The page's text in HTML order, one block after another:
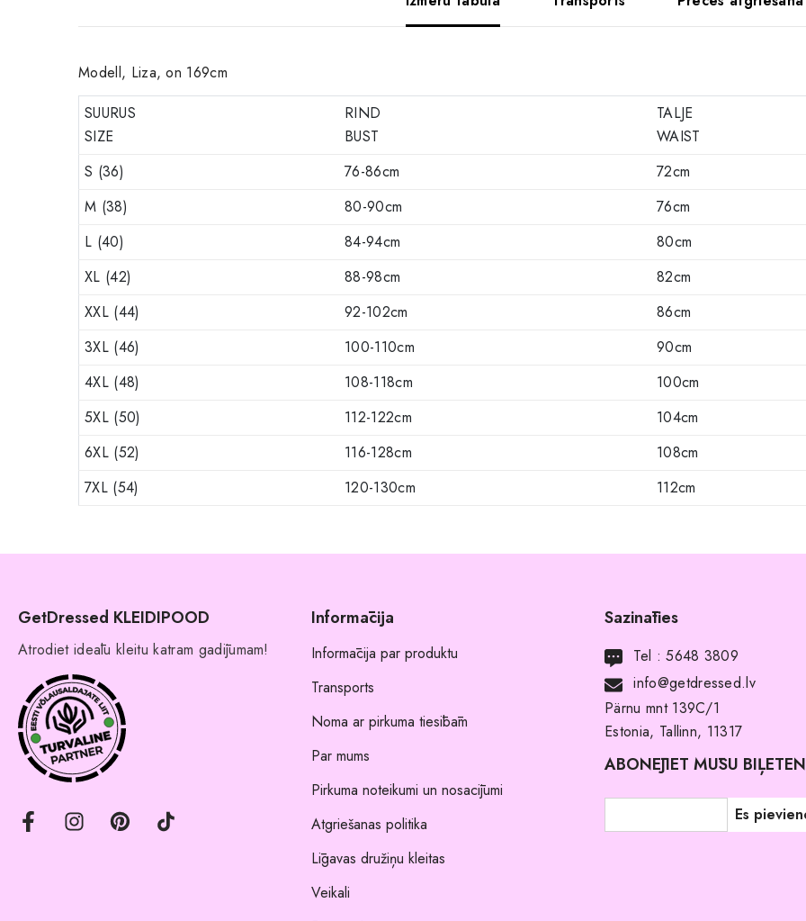
Modell, Liza, on 169cm
SUURUS
SIZE
RIND
BUST
TALJE
WAIST
S (36)
76-86cm 72cm
M (38)
80-90cm 76cm
L (40)
84-94cm 80cm
XL (42)
88-98cm 82cm
XXL (44)
92-102cm 86cm
3XL (46)
100-110cm 90cm
4XL (48)
108-118cm 100cm
5XL (50)
112-122cm 104cm
6XL (52)
116-128cm 108cm
7XL (54)
120-130cm 112cm
GetDressed KLEIDIPOOD
Atrodiet ideālu kleitu katram gadījumam!
Informācija
Informācija par produktu
Transports
Noma ar pirkuma tiesībām
Par mums
Pirkuma noteikumi un nosacījumi
Atgriešanas politika
Līgavas družiņu kleitas
Veikali
Sazināties
Tel :5648 3809
info@getdressed.lv
Pärnu mnt 139C/1
Estonia, Tallinn, 11317
ABONĒJIET MŪSU